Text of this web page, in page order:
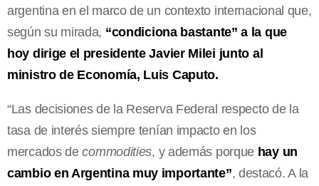
argentina en el marco de un contexto internacional que,
según su mirada, “condiciona bastante” a la que
hoy dirige el presidente Javier Milei junto al
ministro de Economía, Luis Caputo.
“Las decisiones de la Reserva Federal respecto de la
tasa de interés siempre tenían impacto en los
mercados decommodities, y además porque hay un
cambio en Argentina muy importante”, destacó. A la